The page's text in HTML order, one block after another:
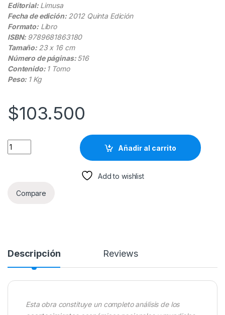
Editorial:Limusa
Fecha de edición:2012 Quinta Edición
Formato:Libro
ISBN: 9789681863180
Tamaño: 23 x 16 cm
Número de páginas:516
Contenido: 1 Tomo
Peso: 1 Kg
$103.500
Fundamentos Para La Historia Del Pensamiento Económico
Añadir al carrito
Add to wishlist
Compare
Descripción Reviews
Esta obra constituye un completo análisis de los